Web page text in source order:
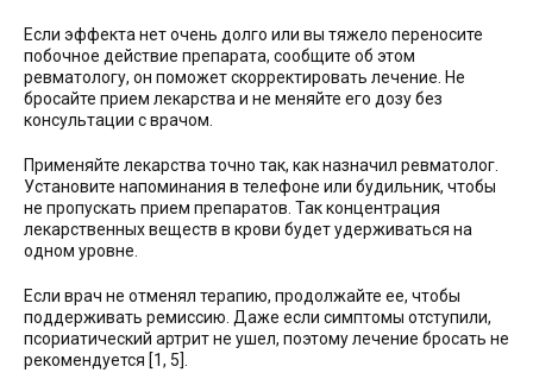
Если эффекта нет очень долго или вы тяжело переносите
побочное действие препарата, сообщите об этом
ревматологу, он поможет скорректировать лечение. Не
бросайте прием лекарства и не меняйте его дозу без
консультации с врачом.
Применяйте лекарства точно так, как назначил ревматолог.
Установите напоминания в телефоне или будильник, чтобы
не пропускать прием препаратов. Так концентрация
лекарственных веществ в крови будет удерживаться на
одном уровне.
Если врач не отменял терапию, продолжайте ее, чтобы
поддерживать ремиссию. Даже если симптомы отступили,
псориатический артрит не ушел, поэтому лечение бросать не
рекомендуется [1, 5].